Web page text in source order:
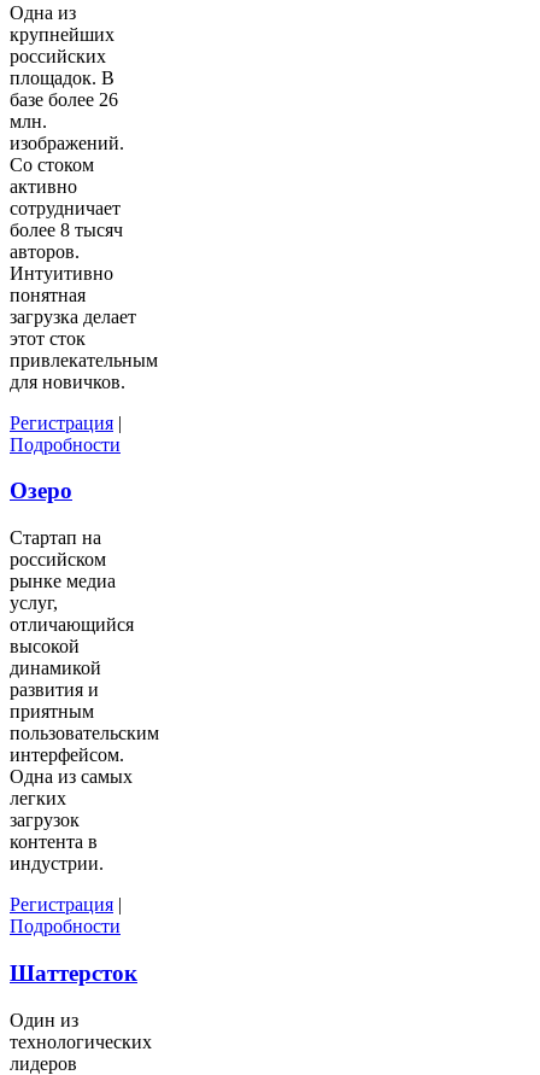
Одна из
крупнейших
российских
площадок. В
базе более 26
млн.
изображений.
Со стоком
активно
сотрудничает
более 8 тысяч
авторов.
Интуитивно
понятная
загрузка делает
этот сток
привлекательным
для новичков.
Регистрация |
Подробности
Озеро
Стартап на
российском
рынке медиа
услуг,
отличающийся
высокой
динамикой
развития и
приятным
пользовательским
интерфейсом.
Одна из самых
легких
загрузок
контента в
индустрии.
Регистрация |
Подробности
Шаттерсток
Один из
технологических
лидеров